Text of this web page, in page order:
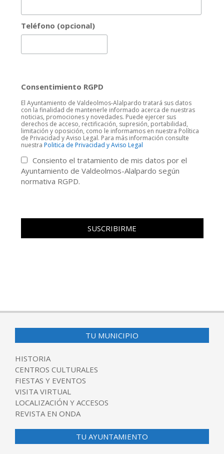
Teléfono (opcional)
Consentimiento RGPD
El Ayuntamiento de Valdeolmos-Alalpardo tratará sus datos
con la finalidad de mantenerle informado acerca de nuestras
noticias, promociones y novedades. Puede ejercer sus
derechos de acceso, rectificación, supresión, portabilidad,
limitación y oposición, como le informamos en nuestra Política
de Privacidad y Aviso Legal. Para más información consulte
nuestra Politica de Privacidad y Aviso Legal
Consiento el tratamiento de mis datos por el
Ayuntamiento de Valdeolmos-Alalpardo según
normativa RGPD.
TU MUNICIPIO
HISTORIA
CENTROS CULTURALES
FIESTAS Y EVENTOS
VISITA VIRTUAL
LOCALIZACIÓN Y ACCESOS
REVISTA EN ONDA
TU AYUNTAMIENTO